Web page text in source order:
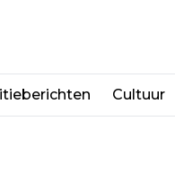
Cultuur